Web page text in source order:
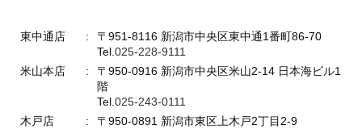
東中通店
〒951-8116 新潟市中央区東中通1番町86-70
Tel.025-228-9111
米山本店
〒950-0916 新潟市中央区米山2-14 日本海ビル1
階
Tel.025-243-0111
木戸店
〒950-0891 新潟市東区上木戸2丁目2-9